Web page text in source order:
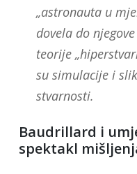
„astronauta u
dovela do
teorije
su simulacije i
stvarnosti.
Baudrillard i
spektakl